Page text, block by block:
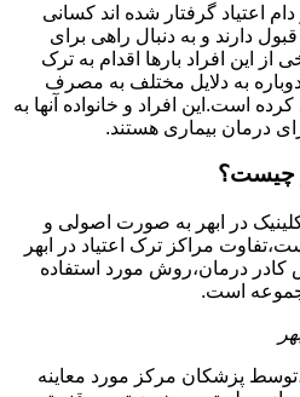
اعتیاد گرفتار شده اند کسانی
دارند و به دنبال راهی برای
از این افراد بارها اقدام به ترک
دوباره به دلایل مختلف به مصرف
است.این افراد و خانواده آنها به
درمان بیماری هستند.
چیست؟
در ابهر به صورت اصولی و
مراکز ترک اعتیاد در ابهر
درمان،روش مورد استفاده
است.
پزشکان مرکز مورد معاینه